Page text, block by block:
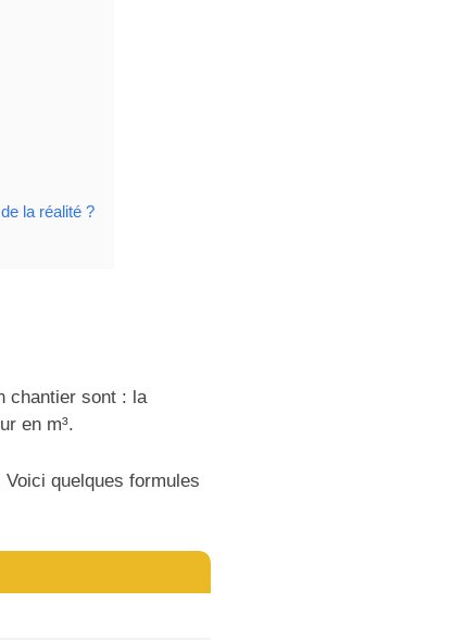
la réalité ?
chantier sont : la
en m³.
quelques formules